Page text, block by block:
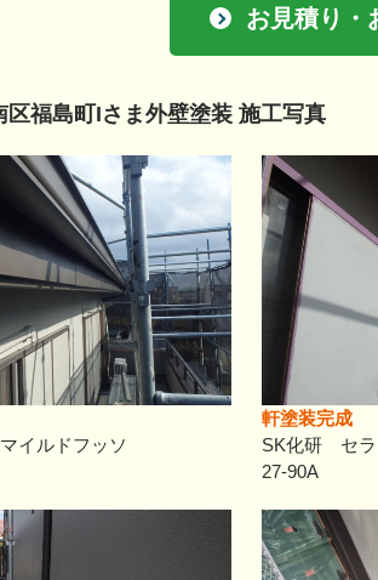
お見積り・
区福島町Iさま外壁塗装 施工写真
イルドフッソ
軒塗装完成
SK化研 セラ
27-90A